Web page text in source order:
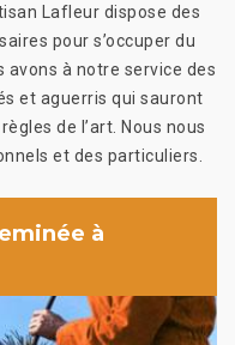
Lafleur dispose des
pour s’occuper du
avons à notre service des
et aguerris qui sauront
de l’art. Nous nous
et des particuliers.
à